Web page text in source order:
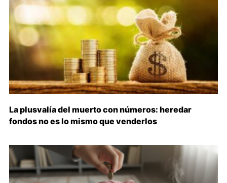
La plusvalía del muerto con números: heredar
fondos no es lo mismo que venderlos